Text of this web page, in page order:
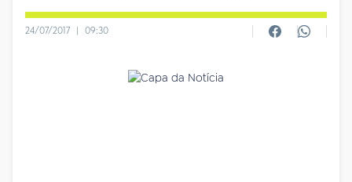
24/07/2017 | 09:30